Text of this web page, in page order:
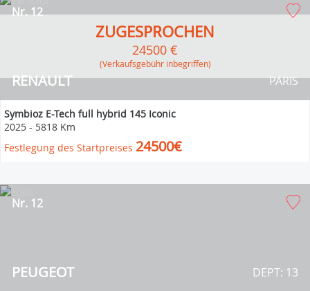
RENAULT
Nr. 12
PARIS
ZUGESPROCHEN
24500 €
(Verkaufsgebühr inbegriffen)
Symbioz E-Tech full hybrid 145 Iconic
2025 - 5818 Km
Festlegung des Startpreises 24500€
PEUGEOT
Nr. 12
DEPT: 13